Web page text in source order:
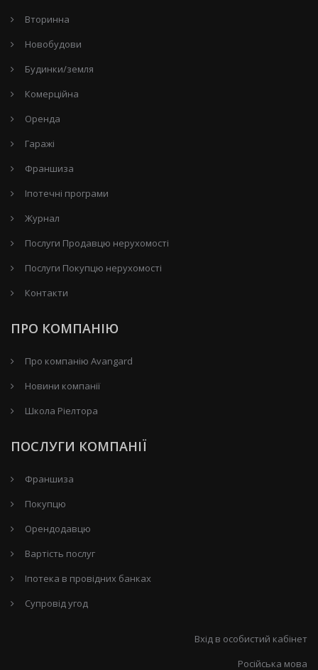
Вторинна
Новобудови
Будинки/земля
Комерційна
Оренда
Гаражі
Франшиза
Іпотечні програми
Журнал
Послуги Продавцю нерухомості
Послуги Покупцю нерухомості
Контакти
ПРО КОМПАНІЮ
Про компанію Avangard
Новини компанії
Школа Ріелтора
ПОСЛУГИ КОМПАНІЇ
Франшиза
Покупцю
Орендодавцю
Вартість послуг
Іпотека в провідних банках
Супровід угод
Вхід в особистий кабінет
Російська мова